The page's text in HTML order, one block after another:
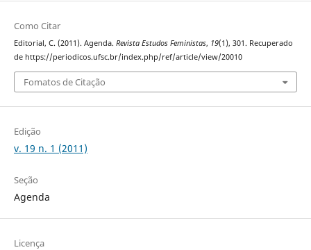
Como Citar
Editorial, C. (2011). Agenda. Revista Estudos Feministas, 19(1), 301. Recuperado
de https://periodicos.ufsc.br/index.php/ref/article/view/20010
Fomatos de Citação
Edição
v. 19 n. 1 (2011)
Seção
Agenda
Licença